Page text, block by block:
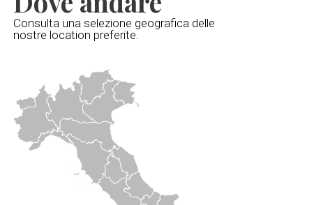
Consulta una selezione geografica delle
nostre location preferite.